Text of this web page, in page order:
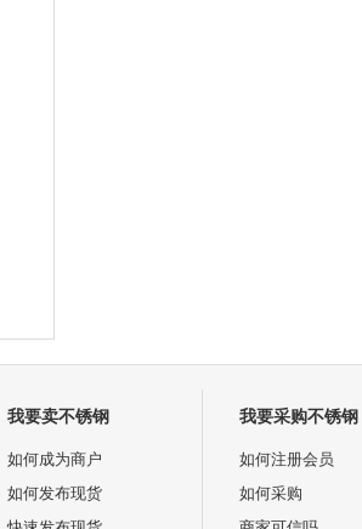
我要卖不锈钢
如何成为商户
如何发布现货
我要采购不锈钢
如何注册会员
如何采购